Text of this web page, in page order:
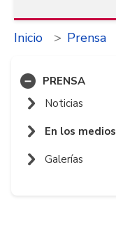
Inicio Prensa
PRENSA
Noticias
En los medios
Galerías